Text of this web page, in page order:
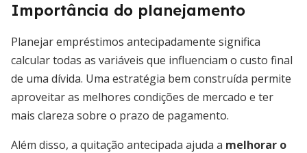
Importância do planejamento
Planejar empréstimos antecipadamente significa
calcular todas as variáveis que influenciam o custo final
de uma dívida. Uma estratégia bem construída permite
aproveitar as melhores condições de mercado e ter
mais clareza sobre o prazo de pagamento.
Além disso, a quitação antecipada ajuda a melhorar o